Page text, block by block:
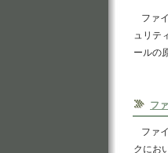
ファ
ュリテ
ールの
フ
ファ
クにお